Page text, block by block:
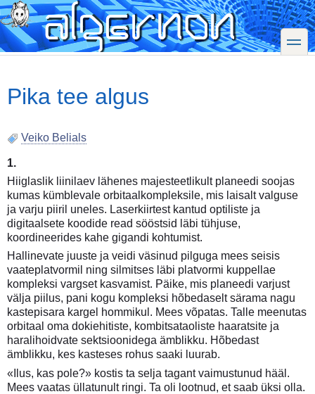
Skip
to
main
content
toggle
Pika tee algus
Veiko Belials
1.
Hiiglaslik liinilaev lähenes majesteetlikult planeedi soojas
kumas kümblevale orbitaalkompleksile, mis laisalt valguse
ja varju piiril uneles. Laserkiirtest kantud optiliste ja
digitaalsete koodide read sööstsid läbi tühjuse,
koordineerides kahe gigandi kohtumist.
Hallinevate juuste ja veidi väsinud pilguga mees seisis
vaateplatvormil ning silmitses läbi platvormi kuppellae
kompleksi vargset kasvamist. Päike, mis planeedi varjust
välja piilus, pani kogu kompleksi hõbedaselt särama nagu
kastepisara kargel hommikul. Mees võpatas. Talle meenutas
orbitaal oma dokiehitiste, kombitsataoliste haaratsite ja
haralihoidvate sektsioonidega ämblikku. Hõbedast
ämblikku, kes kasteses rohus saaki luurab.
«Ilus, kas pole?» kostis ta selja tagant vaimustunud hääl.
Mees vaatas üllatunult ringi. Ta oli lootnud, et saab üksi olla.